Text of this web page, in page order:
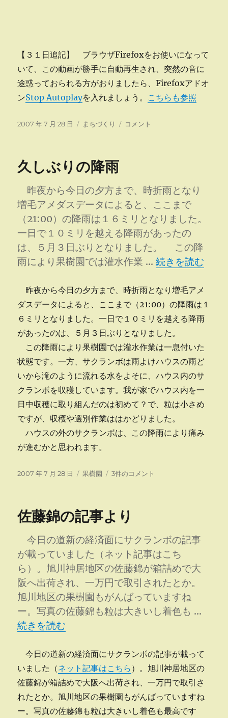
【３１日追記】 ブラウザFirefoxをお使いになって
いて、この動画が勝手に自動再生され、突然の音に
途惑っておられる方がおりましたら、Firefoxアドオ
ンStop Autoplayを入れましょう。 こちらも参照
投
2007 年 7 月 28 日
カ
ー
まちづくり
第
町
光
港
ま
り
花
会
に
コメント
久しぶりの降雨
昨夜から今日の夕方まで、時折雨となり
増毛アメダスデータによると、ここまで
（21:00）の降雨は１６ミリとなりました。
一日で１０ミリを越える降雨があったの
は、５月３日ぶりとなりました。 この降
雨により果樹園では灌水作業 …“久しぶりの降
続きを読む
昨夜から今日の夕方まで、時折雨となり増毛アメ
ダスデータによると、ここまで（21:00）の降雨は１
６ミリとなりました。一日で１０ミリを越える降雨
があったのは、５月３日ぶりとなりました。
この降雨により果樹園では灌水作業は一息付いた
状態です。一方、サクランボは雨よけハウスの雨ど
いから滝のように流れる水をよそに、ハウス内のサ
クランボを収穫しています。我が家でハウス内を一
日中収穫に取り組んだのは初めて？で、粒は小さめ
ですが、収穫や選別作業ははかどりました。
ハウスの外のサクランボは、この降雨により痛み
が進むかと思われます。
投
2007 年 7 月 28 日
カ
ー
果樹園
久
の
雨
の
3件のコメント
佐藤錦の記事より
今日の道新の経済面にサクランボの記事
が載っていました（ネット記事はこち
ら）。旭川神居地区の佐藤錦が箱詰めで大
阪へ出荷され、一万円で取引されたとか。
旭川地区の果樹園もがんばっていますね
ー。写真の佐藤錦も粒は大きいし着色も …
“佐藤錦の記事より” の
続きを読む
今日の道新の経済面にサクランボの記事が載って
いました（ネット記事はこちら ）。旭川神居地区の
佐藤錦が箱詰めで大阪へ出荷され、一万円で取引さ
れたとか。旭川地区の果樹園もがんばっていますね
ー。写真の佐藤錦も粒は大きいし着色も最高です